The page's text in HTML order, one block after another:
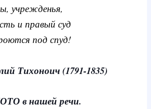
учрежденья,
и правый суд
под спуд!
Тихоноич (1791-1835)
в нашей речи.